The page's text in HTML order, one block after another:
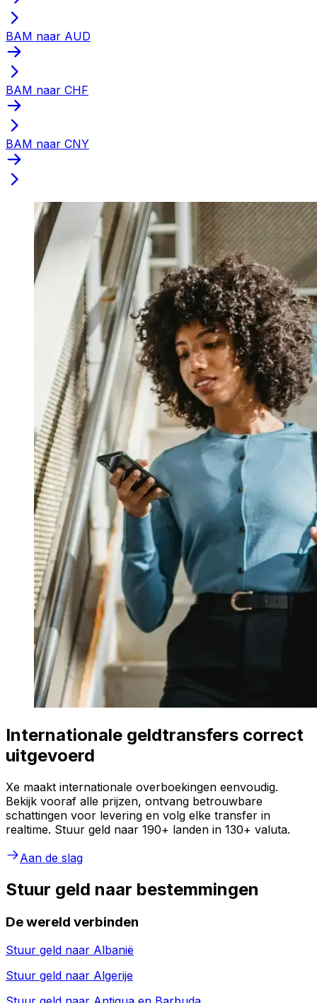
BAM naar AUD
BAM naar CHF
BAM naar CNY
Internationale geldtransfers correct
uitgevoerd
Xe maakt internationale overboekingen eenvoudig.
Bekijk vooraf alle prijzen, ontvang betrouwbare
schattingen voor levering en volg elke transfer in
realtime. Stuur geld naar 190+ landen in 130+ valuta.
Aan de slag
Stuur geld naar bestemmingen
De wereld verbinden
Stuur geld naar Albanië
Stuur geld naar Algerije